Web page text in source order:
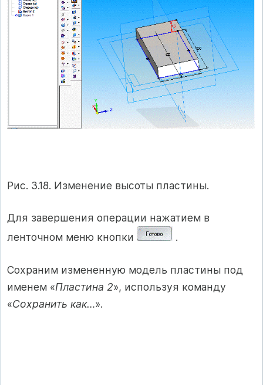
Рис. 3.18. Изменение высоты пластины.
Для завершения операции нажатием в
ленточном меню кнопки
.
Сохраним измененную модель пластины под
именем «Пластина 2», используя команду
«Сохранить как…».